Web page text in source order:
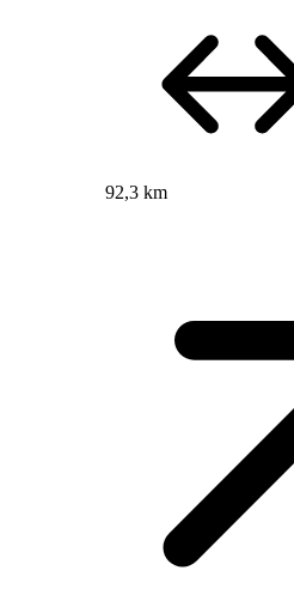
92,3 km